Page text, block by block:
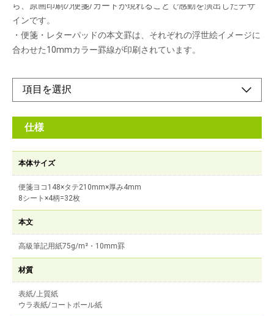
ら、原画印刷の便箋/カードが現れることで感動を演出したデザ
インです。
・便箋・レターパッドの本文罫は、それぞれの浮世絵イメージに
合わせた10mmカラー罫線が印刷されています。
仕様
本体サイズ
便箋ヨコ148×タテ210mm×厚み4mm
8シート×4柄=32枚
本文
高級筆記用紙75g/m²・10mm罫
材質
表紙/上質紙
ウラ表紙/コートボール紙